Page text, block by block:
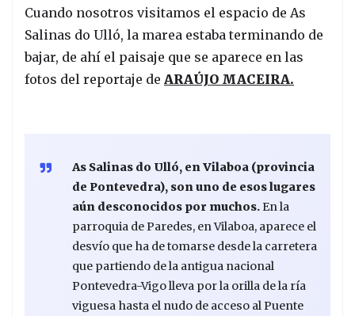
Cuando nosotros visitamos el espacio de As
Salinas do Ulló, la marea estaba terminando de
bajar, de ahí el paisaje que se aparece en las
fotos del reportaje de ARAÚJO MACEIRA.
As Salinas do Ulló, en Vilaboa (provincia
de Pontevedra), son uno de esos lugares
aún desconocidos por muchos.En la
parroquia de Paredes, en Vilaboa, aparece el
desvío que ha de tomarse desde la carretera
que partiendo de la antigua nacional
Pontevedra-Vigo lleva por la orilla de la ría
viguesa hasta el nudo de acceso al Puente